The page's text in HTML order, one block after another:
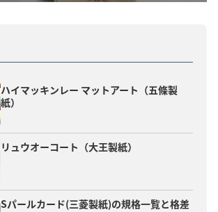
ハイマッキンレー マットアート（五條製
紙）
リュウオーコート（大王製紙）
Sパールカード(三菱製紙)の規格一覧と格差